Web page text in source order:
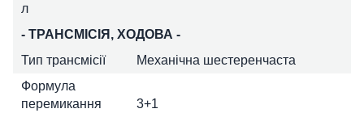
л
- ТРАНСМІСІЯ, ХОДОВА -
Тип трансмісії
Механічна шестеренчаста
Формула
перемикання
3+1